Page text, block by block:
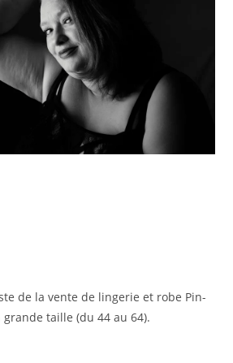
de la vente de lingerie et robe Pin-
taille (du 44 au 64).